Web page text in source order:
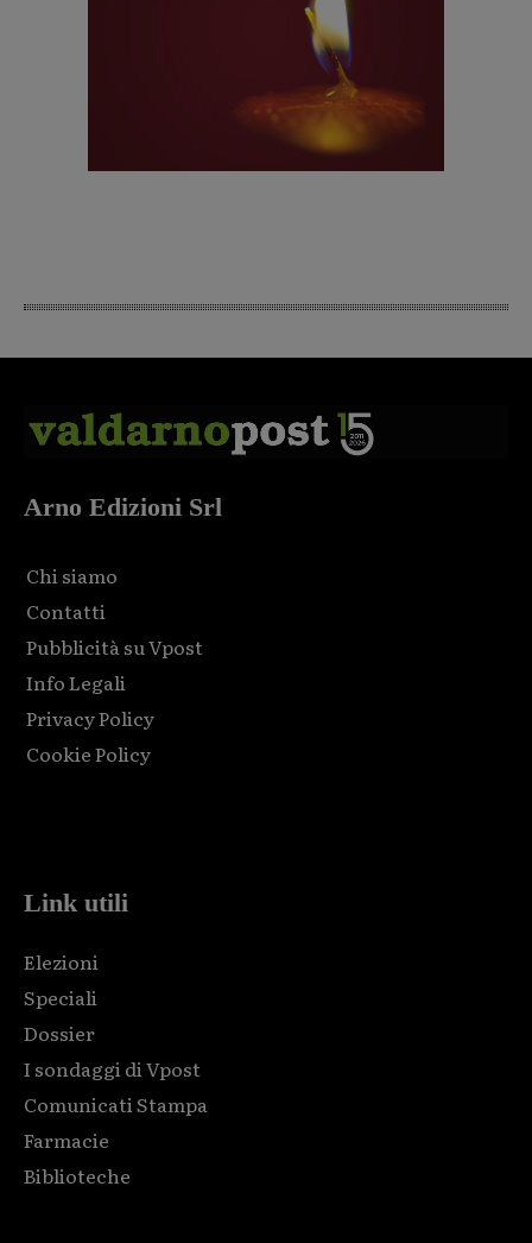
Arno Edizioni Srl
Chi siamo
Contatti
Pubblicità su Vpost
Info Legali
Privacy Policy
Cookie Policy
Link utili
Elezioni
Speciali
Dossier
I sondaggi di Vpost
Comunicati Stampa
Farmacie
Biblioteche